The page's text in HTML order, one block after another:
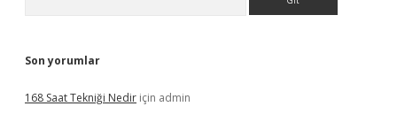
Son yorumlar
168 Saat Tekniği Nedir için admin